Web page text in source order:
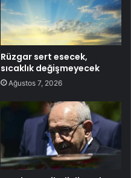
Rüzgar sert esecek,
sıcaklık değişmeyecek
Ağustos 7, 2026